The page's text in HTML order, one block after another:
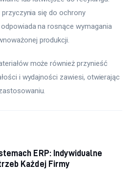
się do ochrony
na rosnące wymagania
produkcji.
może również przynieść
i wydajności zawiesi, otwierając
ERP: Indywidualne
Każdej Firmy